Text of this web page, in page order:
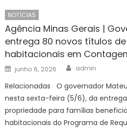
NOTÍCIAS
Agência Minas Gerais |
entrega 80 novos títulos
habitacionais em
Posted
on
junho 6, 2026 Author
admin
Relacionadas O governador
nesta sexta-feira (5/6), da
propriedade para famílias
habitacionais do Programa de